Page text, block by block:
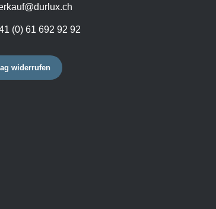
(0) 61 692 92 92
widerrufen